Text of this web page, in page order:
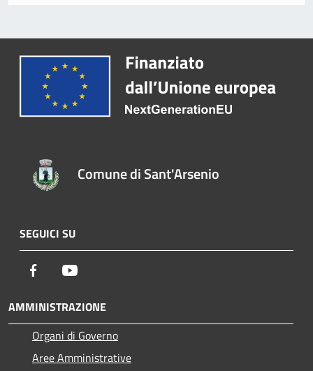
Comune di Sant'Arsenio
SEGUICI SU
Facebook
AMMINISTRAZIONE
Organi di Governo
Aree Amministrative